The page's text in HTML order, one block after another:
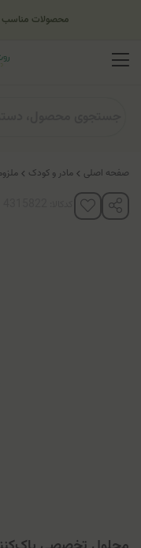
صفحه اصلی مادر و کودک
محصولات